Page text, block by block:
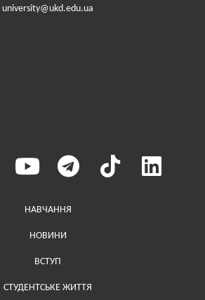
university@ukd.edu.ua
Меню у хедері
НАВЧАННЯ
НОВИНИ
ВСТУП
СТУДЕНТСЬКЕ ЖИТТЯ